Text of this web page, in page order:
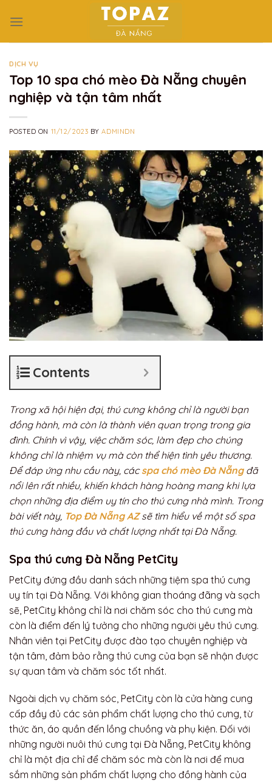
DỊCH VỤ
Top 10 spa chó mèo Đà Nẵng chuyên
nghiệp và tận tâm nhất
POSTED ON 11/12/2023 BYADMINDN
Contents
Trong xã hội hiện đại, thú cưng không chỉ là người bạn
đồng hành, mà còn là thành viên quan trọng trong gia
đình. Chính vì vậy, việc chăm sóc, làm đẹp cho chúng
không chỉ là nhiệm vụ mà còn thể hiện tình yêu thương.
Để đáp ứng nhu cầu này, cácspa chó mèo Đà Nẵng đã
nổi lên rất nhiều, khiến khách hàng hoàng mang khi lựa
chọn những địa điểm uy tín cho thú cưng nhà mình. Trong
bài viết này, Top Đà Nẵng AZsẽ tìm hiểu về một số spa
thú cưng hàng đầu và chất lượng nhất tại Đà Nẵng.
Spa thú cưng Đà Nẵng PetCity
PetCity đứng đầu danh sách những tiệm spa thú cưng
uy tín tại Đà Nẵng. Với không gian thoáng đãng và sạch
sẽ, PetCity không chỉ là nơi chăm sóc cho thú cưng mà
còn là điểm đến lý tưởng cho những người yêu thú cưng.
Nhân viên tại PetCity được đào tạo chuyên nghiệp và
tận tâm, đảm bảo rằng thú cưng của bạn sẽ nhận được
sự quan tâm và chăm sóc tốt nhất.
Ngoài dịch vụ chăm sóc, PetCity còn là cửa hàng cung
cấp đầy đủ các sản phẩm chất lượng cho thú cưng, từ
thức ăn, áo quần đến lồng chuồng và phụ kiện. Đối với
những người nuôi thú cưng tại Đà Nẵng, PetCity không
chỉ là một địa chỉ để chăm sóc mà còn là nơi để mua
sắm những sản phẩm chất lượng cho đồng hành của